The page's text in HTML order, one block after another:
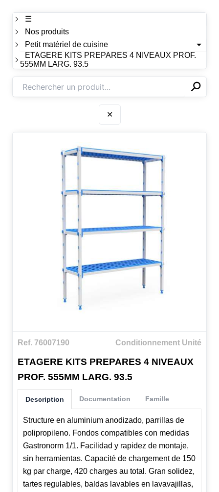
☰
Nos produits
Petit matériel de cuisine
ETAGERE KITS PREPARES 4 NIVEAUX PROF.
555MM LARG. 93.5
✕⚲
✕
Ref. 76007190 Conditionnement Unité
ETAGERE KITS PREPARES 4 NIVEAUX
PROF. 555MM LARG. 93.5
Description
Structure en aluminium anodizado, parrillas de
polipropileno. Fondos compatibles con medidas
Gastronorm 1/1. Facilidad y rapidez de montaje,
sin herramientas. Capacité de chargement de 150
kg par charge, 420 charges au total. Gran solidez,
tartes regulables, baldas lavables en lavavajillas,
Documentation Famille